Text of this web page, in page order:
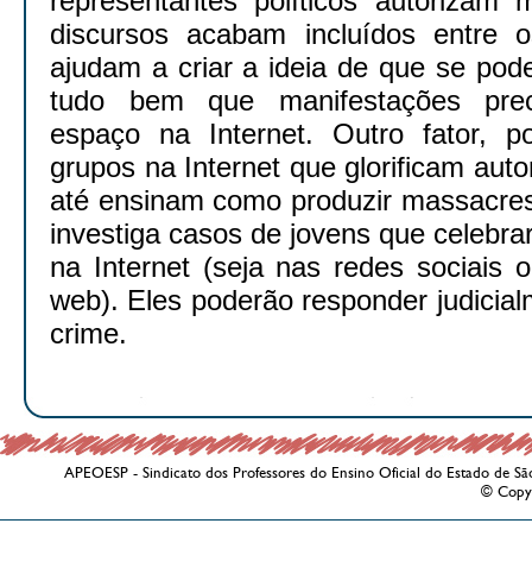
discursos acabam incluídos entre
ajudam a criar a ideia de que se
tudo bem que manifestações
espaço na Internet. Outro fator,
grupos na Internet que glorificam
até ensinam como produzir
investiga casos de jovens que
na Internet (seja nas redes sociais
web). Eles poderão responder
crime.
APEOESP - Sindicato dos Professores do Ensino Oficial do Estado de
©